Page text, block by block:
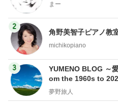
まー
2
角野美智子ピアノ教
michikopiano
3
YUMENO BLOG ～
om the 1960s to
夢野旅人
夢野旅人